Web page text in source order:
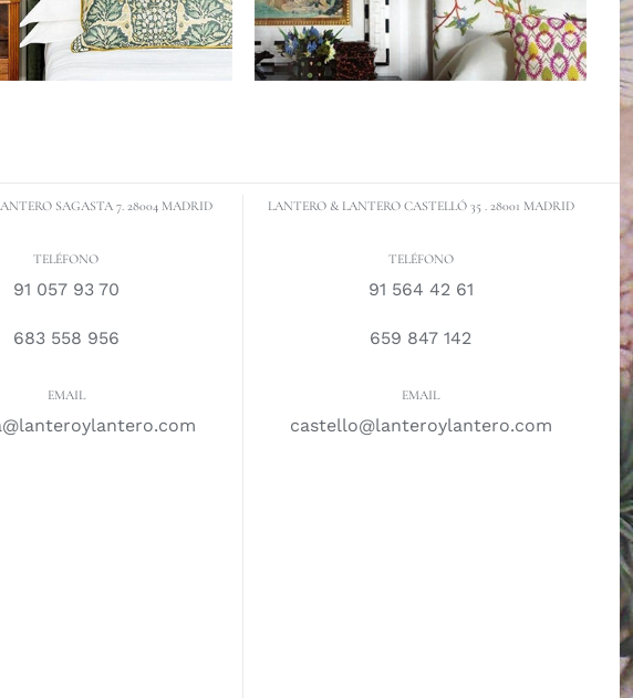
SAGASTA 7. 28004 MADRID
TELÉFONO
91 057 93 70
683 558 956
EMAIL
LANTERO & LANTERO CASTELLÓ 35 . 28001 MADRID
TELÉFONO
91 564 42 61
659 847 142
EMAIL
castello@lanteroylantero.com